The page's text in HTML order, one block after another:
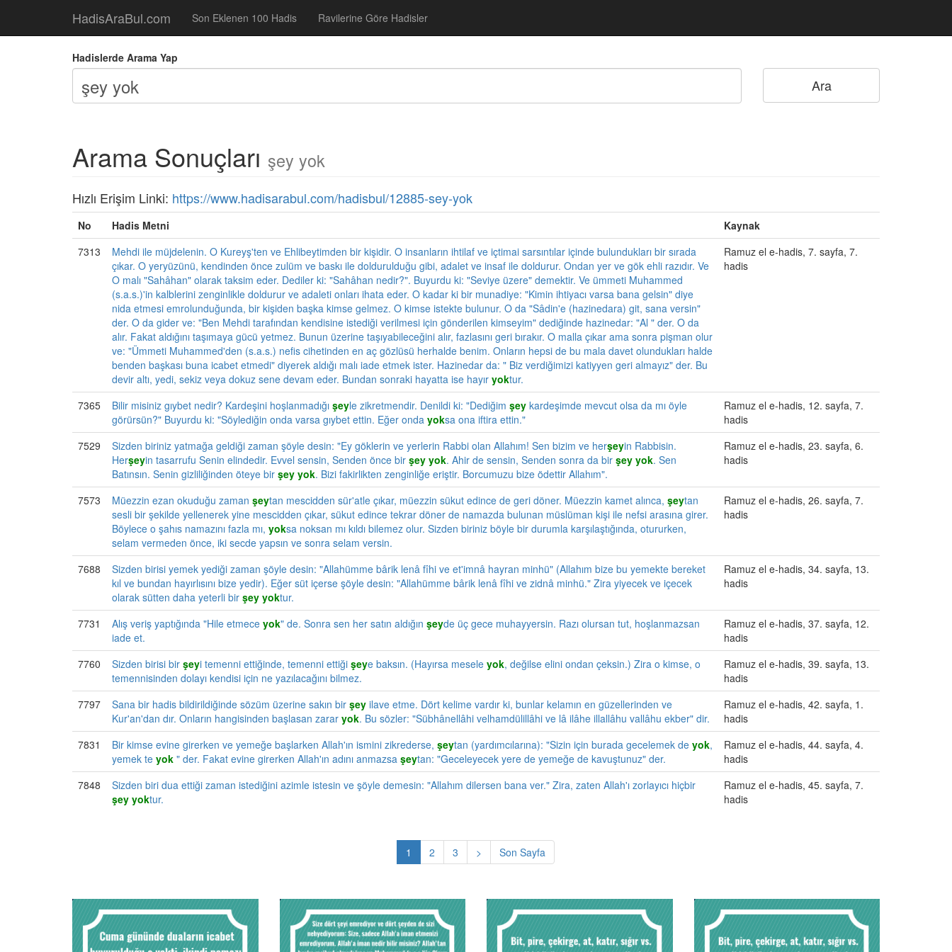
HadisAraBul.com Son Eklenen 100 Hadis Ravilerine Göre Hadisler
Hadislerde Arama Yap
Arama Sonuçları şey yok
Hızlı Erişim Linki: https://www.hadisarabul.com/hadisbul/12885-sey-yok
No Hadis Metni
Kaynak
7313
Mehdi ile müjdelenin. O Kureyş'ten ve Ehlibeytimden bir kişidir. O insanların ihtilaf ve içtimai sarsıntılar içinde bulundukları bir sırada
çıkar. O yeryüzünü, kendinden önce zulüm ve baskı ile doldurulduğu gibi, adalet ve insaf ile doldurur. Ondan yer ve gök ehli razıdır. Ve
O malı "Sahâhan" olarak taksim eder. Dediler ki: "Sahâhan nedir?". Buyurdu ki: "Seviye üzere" demektir. Ve ümmeti Muhammed
(s.a.s.)'in kalblerini zenginlikle doldurur ve adaleti onları ihata eder. O kadar ki bir munadiye: "Kimin ihtiyacı varsa bana gelsin" diye
nida etmesi emrolunduğunda, bir kişiden başka kimse gelmez. O kimse istekte bulunur. O da "Sâdin'e (hazinedara) git, sana versin"
der. O da gider ve: "Ben Mehdi tarafından kendisine istediği verilmesi için gönderilen kimseyim" dediğinde hazinedar: "Al " der. O da
alır. Fakat aldığını taşımaya gücü yetmez. Bunun üzerine taşıyabileceğini alır, fazlasını geri bırakır. O malla çıkar ama sonra pişman olur
ve: "Ümmeti Muhammed'den (s.a.s.) nefis cihetinden en aç gözlüsü herhalde benim. Onların hepsi de bu mala davet olundukları halde
benden başkası buna icabet etmedi" diyerek aldığı malı iade etmek ister. Hazinedar da: " Biz verdiğimizi katiyyen geri almayız" der. Bu
devir altı, yedi, sekiz veya dokuz sene devam eder. Bundan sonraki hayatta ise hayır yoktur.
Ramuz el e-hadis, 7. sayfa, 7.
hadis
7365 Bilir misiniz gıybet nedir? Kardeşini hoşlanmadığı şeyle zikretmendir. Denildi ki: "Dediğim şey kardeşimde mevcut olsa da mı öyle
görürsün?" Buyurdu ki: "Söylediğin onda varsa gıybet ettin. Eğer onda yoksa ona iftira ettin."
Ramuz el e-hadis, 12. sayfa, 7.
hadis
7529
Sizden biriniz yatmağa geldiği zaman şöyle desin: "Ey göklerin ve yerlerin Rabbi olan Allahım! Sen bizim ve herşeyin Rabbisin.
Herşeyin tasarrufu Senin elindedir. Evvel sensin, Senden önce bir şey yok. Ahir de sensin, Senden sonra da bir şey yok. Sen
Batınsın. Senin gizliliğinden öteye bir şey yok. Bizi fakirlikten zenginliğe eriştir. Borcumuzu bize ödettir Allahım".
Ramuz el e-hadis, 23. sayfa, 6.
hadis
7573 Müezzin ezan okuduğu zaman şeytan mescidden sür'atle çıkar, müezzin sükut edince de geri döner. Müezzin kamet alınca, şeytan
sesli bir şekilde yellenerek yine mescidden çıkar, sükut edince tekrar döner de namazda bulunan müslüman kişi ile nefsi arasına girer.
Böylece o şahıs namazını fazla mı, yoksa noksan mı kıldı bilemez olur. Sizden biriniz böyle bir durumla karşılaştığında, otururken,
selam vermeden önce, iki secde yapsın ve sonra selam versin.
Ramuz el e-hadis, 26. sayfa, 7.
hadis
7688
Sizden birisi yemek yediği zaman şöyle desin: "Allahümme bârik lenâ fîhi ve et'imnâ hayran minhü" (Allahım bize bu yemekte bereket
kıl ve bundan hayırlısını bize yedir). Eğer süt içerse şöyle desin: "Allahümme bârik lenâ fîhi ve zidnâ minhü." Zira yiyecek ve içecek
olarak sütten daha yeterli bir şey yoktur.
Ramuz el e-hadis, 34. sayfa, 13.
hadis
7731 Alış veriş yaptığında "Hile etmece yok" de. Sonra sen her satın aldığın şeyde üç gece muhayyersin. Razı olursan tut, hoşlanmazsan
iade et.
Ramuz el e-hadis, 37. sayfa, 12.
hadis
7760
Sizden birisi bir şeyi temenni ettiğinde, temenni ettiği şeye baksın. (Hayırsa mesele yok, değilse elini ondan çeksin.) Zira o kimse, o
temennisinden dolayı kendisi için ne yazılacağını bilmez.
Ramuz el e-hadis, 39. sayfa, 13.
hadis
7797
Sana bir hadis bildirildiğinde sözüm üzerine sakın bir şey ilave etme. Dört kelime vardır ki, bunlar kelamın en güzellerinden ve
Kur'an'dan dır. Onların hangisinden başlasan zarar yok. Bu sözler: "Sübhânellâhi velhamdülillâhi ve lâ ilâhe illallâhu vallâhu ekber" dir.
Ramuz el e-hadis, 42. sayfa, 1.
hadis
7831
Bir kimse evine girerken ve yemeğe başlarken Allah'ın ismini zikrederse, şeytan (yardımcılarına): "Sizin için burada gecelemek de yok,
yemek te yok " der. Fakat evine girerken Allah'ın adını anmazsa şeytan: "Geceleyecek yere de yemeğe de kavuştunuz" der.
Ramuz el e-hadis, 44. sayfa, 4.
hadis
7848
Sizden biri dua ettiği zaman istediğini azimle istesin ve şöyle demesin: "Allahım dilersen bana ver." Zira, zaten Allah'ı zorlayıcı hiçbir
şey yoktur.
Ramuz el e-hadis, 45. sayfa, 7.
hadis
1 2 3 > Son Sayfa